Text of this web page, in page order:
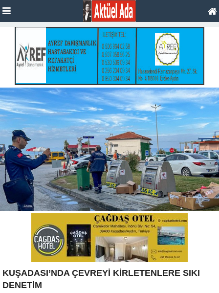
KUŞADASI’NDA ÇEVREYİ KİRLETENLERE SIKI
DENETİM